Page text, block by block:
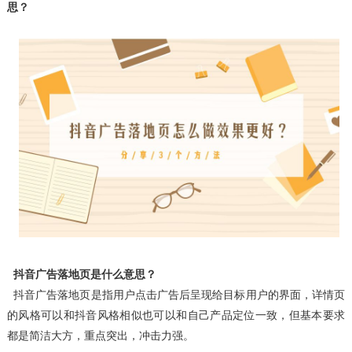
思？
抖音广告落地页是什么意思？
抖音广告落地页是指用户点击广告后呈现给目标用户的界面，详情页
的风格可以和抖音风格相似也可以和自己产品定位一致，但基本要求
都是简洁大方，重点突出，冲击力强。